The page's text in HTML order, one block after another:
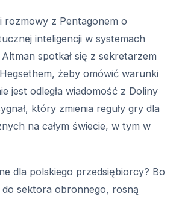
rozmowy z Pentagonem o
inteligencji w systemach
spotkał się z sekretarzem
żeby omówić warunki
jest odległa wiadomość z Doliny
który zmienia reguły gry dla
na całym świecie, w tym w
dla polskiego przedsiębiorcy? Bo
sektora obronnego, rosną